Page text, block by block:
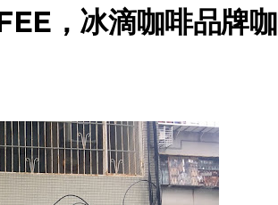
，冰滴咖啡品牌咖